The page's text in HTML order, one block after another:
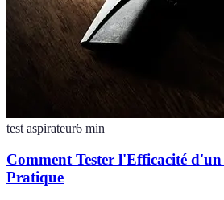
test aspirateur6 min
Comment Tester l'Efficacité
Pratique